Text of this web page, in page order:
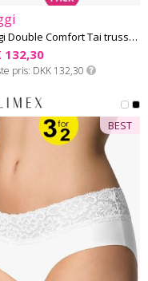
Sloggi Double Comfort Tai trusse - Bomuld - 2 Pak
132,30
pris DKK 132,30
BEST